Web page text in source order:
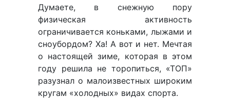
Думаете, в снежную пору
физическая активность
ограничивается коньками, лыжами и
сноубордом? Ха! А вот и нет. Мечтая
о настоящей зиме, которая в этом
году решила не торопиться, «ТОП»
разузнал о малоизвестных широким
кругам «холодных» видах спорта.